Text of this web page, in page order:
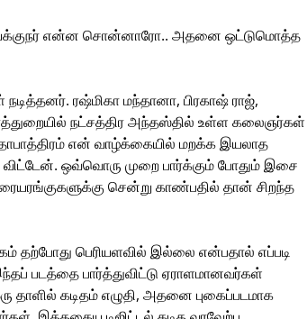
இயக்குநர் என்ன சொன்னாரோ.. அதனை ஒட்டுமொத்த
ரஷ்மிகா மந்தானா, பிரகாஷ் ராஜ்,
நட்சத்திர அந்தஸ்தில் உள்ள கலைஞர்கள்
என் வாழ்க்கையில் மறக்க இயலாத
ஒவ்வொரு முறை பார்க்கும் போதும் இசை
சென்று காண்பதில் தான் சிறந்த
தற்போது பெரியளவில் இல்லை என்பதால் எப்படி
படத்தை பார்த்துவிட்டு ஏராளமானவர்கள்
தாளில் கடிதம் எழுதி, அதனை புகைப்படமாக